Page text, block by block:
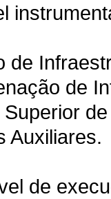
de
de
Superior
Auxiliares.
de